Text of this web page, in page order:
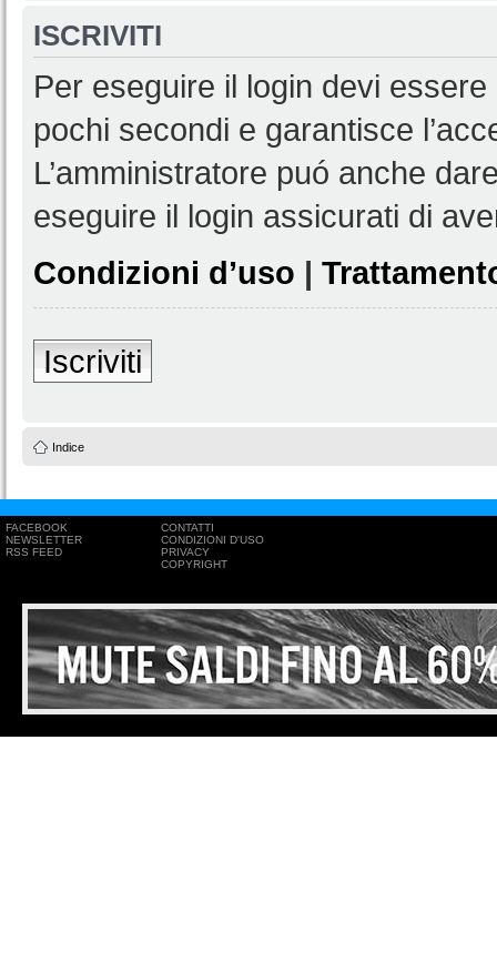
ISCRIVITI
Per eseguire il login devi
pochi secondi e garantisce
L’amministratore puó anche
eseguire il login assicurati di
Condizioni d’uso |
Iscriviti
Indice
FACEBOOK
NEWSLETTER
RSS FEED
CONTATTI
CONDIZIONI D'USO
PRIVACY
COPYRIGHT